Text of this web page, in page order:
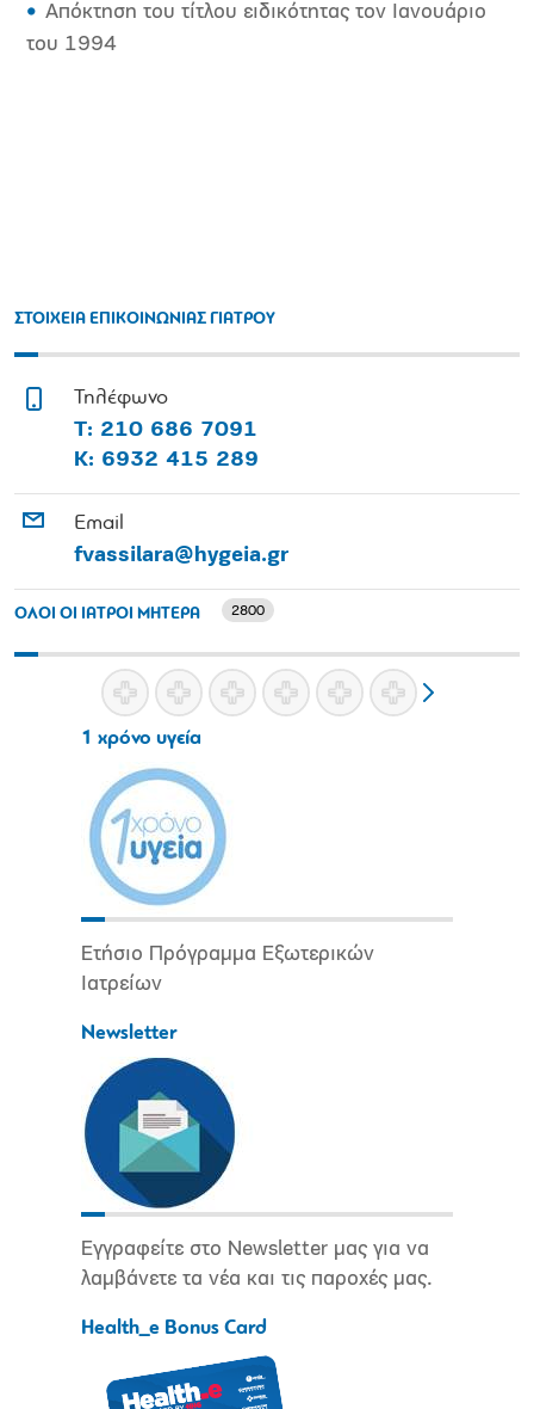
Απόκτηση του τίτλου ειδικότητας τον Ιανουάριο
του 1994
ΣΤΟΙΧΕΙΑ ΕΠΙΚΟΙΝΩΝΙΑΣ ΓΙΑΤΡΟΥ
Τηλέφωνο
Τ: 210 686 7091
Κ: 6932 415 289
Email
fvassilara@hygeia.gr
ΟΛΟΙ ΟΙ ΙΑΤΡΟΙ ΜΗΤΕΡΑ 2800
1 χρόνο υγεία
Ετήσιο Πρόγραμμα Εξωτερικών
Ιατρείων
Newsletter
Εγγραφείτε στο Newsletter μας για να
λαμβάνετε τα νέα και τις παροχές μας.
Health_e Bonus Card